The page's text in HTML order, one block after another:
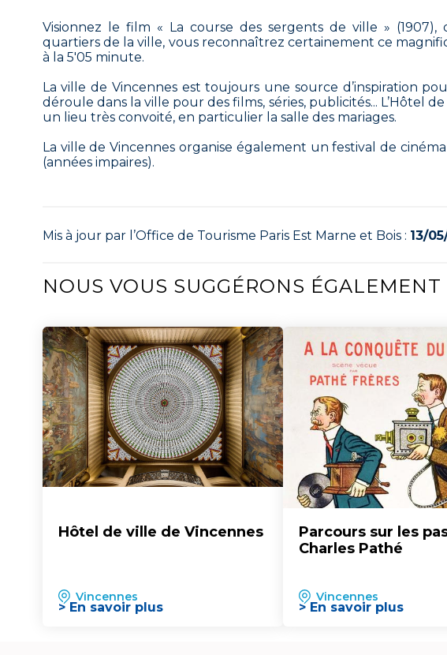
Visionnez le film « La course des sergents de ville »
quartiers de la ville, vous reconnaîtrez certainement ce
à la 5'05 minute.
La ville de Vincennes est toujours une source d’inspiration
déroule dans la ville pour des films, séries, publicités... L’Hôtel
un lieu très convoité, en particulier la salle des mariages.
La ville de Vincennes organise également un festival de
(années impaires).
Mis à jour par l’Office de Tourisme Paris Est Marne et Bois : 13/
NOUS VOUS SUGGÉRONS ÉGALEMENT
Hôtel de ville de Vincennes
Vincennes
> En savoir plus
Parcours sur les
Charles Pathé
Vincennes
> En savoir plus